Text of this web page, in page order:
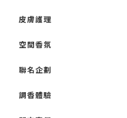
皮膚護理
空間香氛
聯名企劃
調香體驗